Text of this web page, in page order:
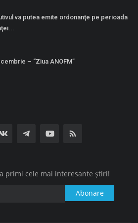
va putea emite ordonanţe pe perioada
– “Ziua ANOFM”
primi cele mai interesante știri!
Abonare